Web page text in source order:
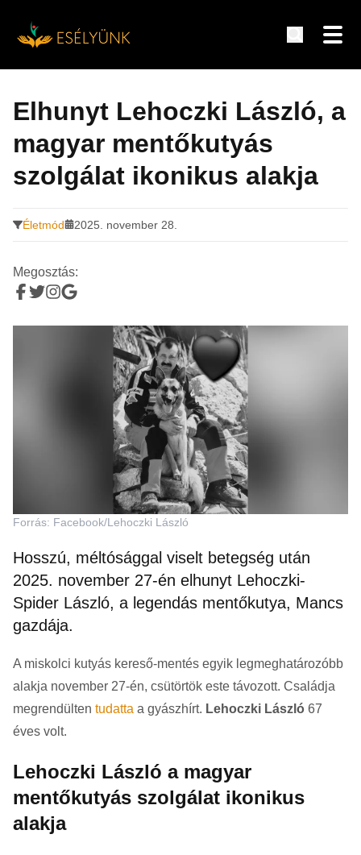
tartalomra
Elhunyt Lehoczki László, a
magyar mentőkutyás
szolgálat ikonikus alakja
Életmód 2025. november 28.
Megosztás:
Forrás: Facebook/Lehoczki László
Hosszú, méltósággal viselt betegség után
2025. november 27-én elhunyt Lehoczki-
Spider László, a legendás mentőkutya, Mancs
gazdája.
A miskolci kutyás kereső-mentés egyik legmeghatározóbb
alakja november 27-én, csütörtök este távozott. Családja
megrendülten tudatta a gyászhírt. Lehoczki László 67
éves volt.
Lehoczki László a magyar
mentőkutyás szolgálat ikonikus
alakja